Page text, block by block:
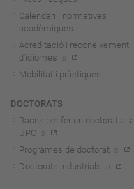
Calendari i normatives
acadèmiques
Acreditació i reconeixement
d'idiomes
Mobilitat i pràctiques
DOCTORATS
Raons per fer un doctorat a la
UPC
Programes de doctorat
Doctorats industrials